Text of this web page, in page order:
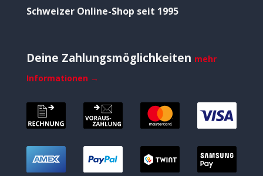
Schweizer Online-Shop seit 1995
Deine Zahlungsmöglichkeiten mehr
Informationen →